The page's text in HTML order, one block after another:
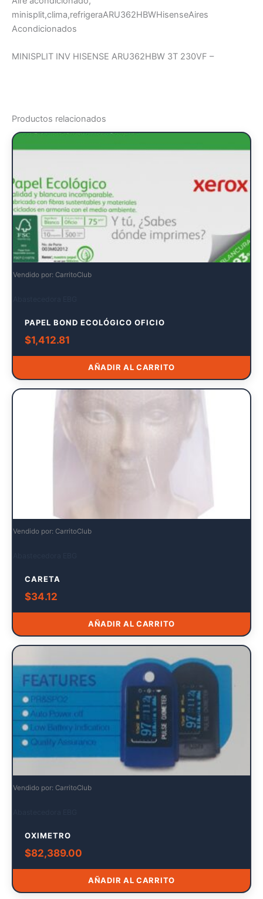
minisplit,clima,refrigeraARU362HBWHisenseAires
Acondicionados
MINISPLIT INV HISENSE ARU362HBW 3T 230VF –
Productos relacionados
Vendido por: CarritoClub
PAPEL BOND ECOLÓGICO OFICIO
$1,412.81
AÑADIR AL CARRITO
Vendido por: CarritoClub
CARETA
$34.12
AÑADIR AL CARRITO
Vendido por: CarritoClub
OXIMETRO
$82,389.00
AÑADIR AL CARRITO